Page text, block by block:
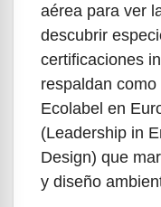
aérea para ver
descubrir
certificaciones
respaldan
Ecolabel en
(Leadership in
Design) que
y diseño